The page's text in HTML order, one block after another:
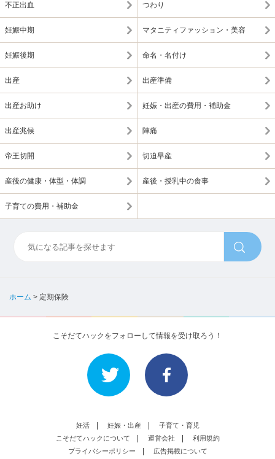
不正出血 つわり
妊娠中期 マタニティファッション・美容
妊娠後期 命名・名付け
出産 出産準備
出産お助け 妊娠・出産の費用・補助金
出産兆候 陣痛
帝王切開 切迫早産
産後の健康・体型・体調 産後・授乳中の食事
子育ての費用・補助金
ホーム > 定期保険
こそだてハックをフォローして情報を受け取ろう！
妊活 妊娠・出産
子育て・育児
こそだてハックについて
運営会社
利用規約
プライバシーポリシー
広告掲載について